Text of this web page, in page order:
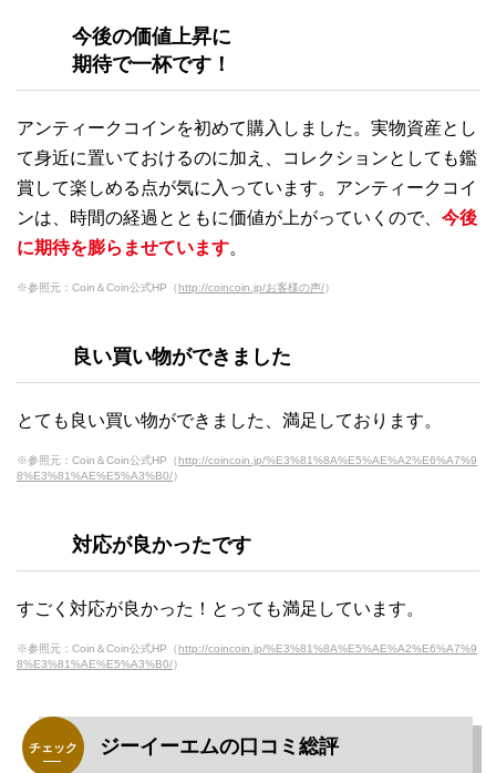
今後の価値上昇に
期待で一杯です！
アンティークコインを初めて購入しました。実物資産とし
て身近に置いておけるのに加え、コレクションとしても鑑
賞して楽しめる点が気に入っています。アンティークコイ
ンは、時間の経過とともに価値が上がっていくので、 今後
に期待を膨らませています。
※参照元：Coin＆Coin公式HP（http://coincoin.jp/お客様の声/）
良い買い物ができました
とても良い買い物ができました、満足しております。
※参照元：Coin＆Coin公式HP（http://coincoin.jp/%E3%81%8A%E5%AE%A2%E6%A7%9
8%E3%81%AE%E5%A3%B0/）
対応が良かったです
すごく対応が良かった！とっても満足しています。
※参照元：Coin＆Coin公式HP（http://coincoin.jp/%E3%81%8A%E5%AE%A2%E6%A7%9
8%E3%81%AE%E5%A3%B0/）
ジーイーエムの口コミ総評